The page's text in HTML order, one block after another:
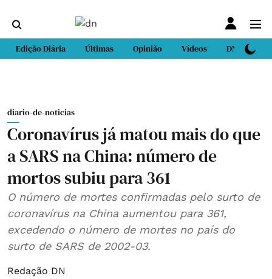
Edição Diária Últimas Opinião Vídeos DN Sport
diario-de-noticias
Coronavírus já matou mais do que
a SARS na China: número de
mortos subiu para 361
O número de mortes confirmadas pelo surto de
coronavírus na China aumentou para 361,
excedendo o número de mortes no país do
surto de SARS de 2002-03.
Redação DN